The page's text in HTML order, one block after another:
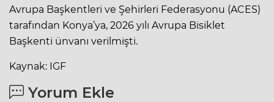
Avrupa Başkentleri ve Şehirleri Federasyonu (ACES)
tarafından Konya’ya, 2026 yılı Avrupa Bisiklet
Başkenti ünvanı verilmişti.
Kaynak: IGF
Yorum Ekle